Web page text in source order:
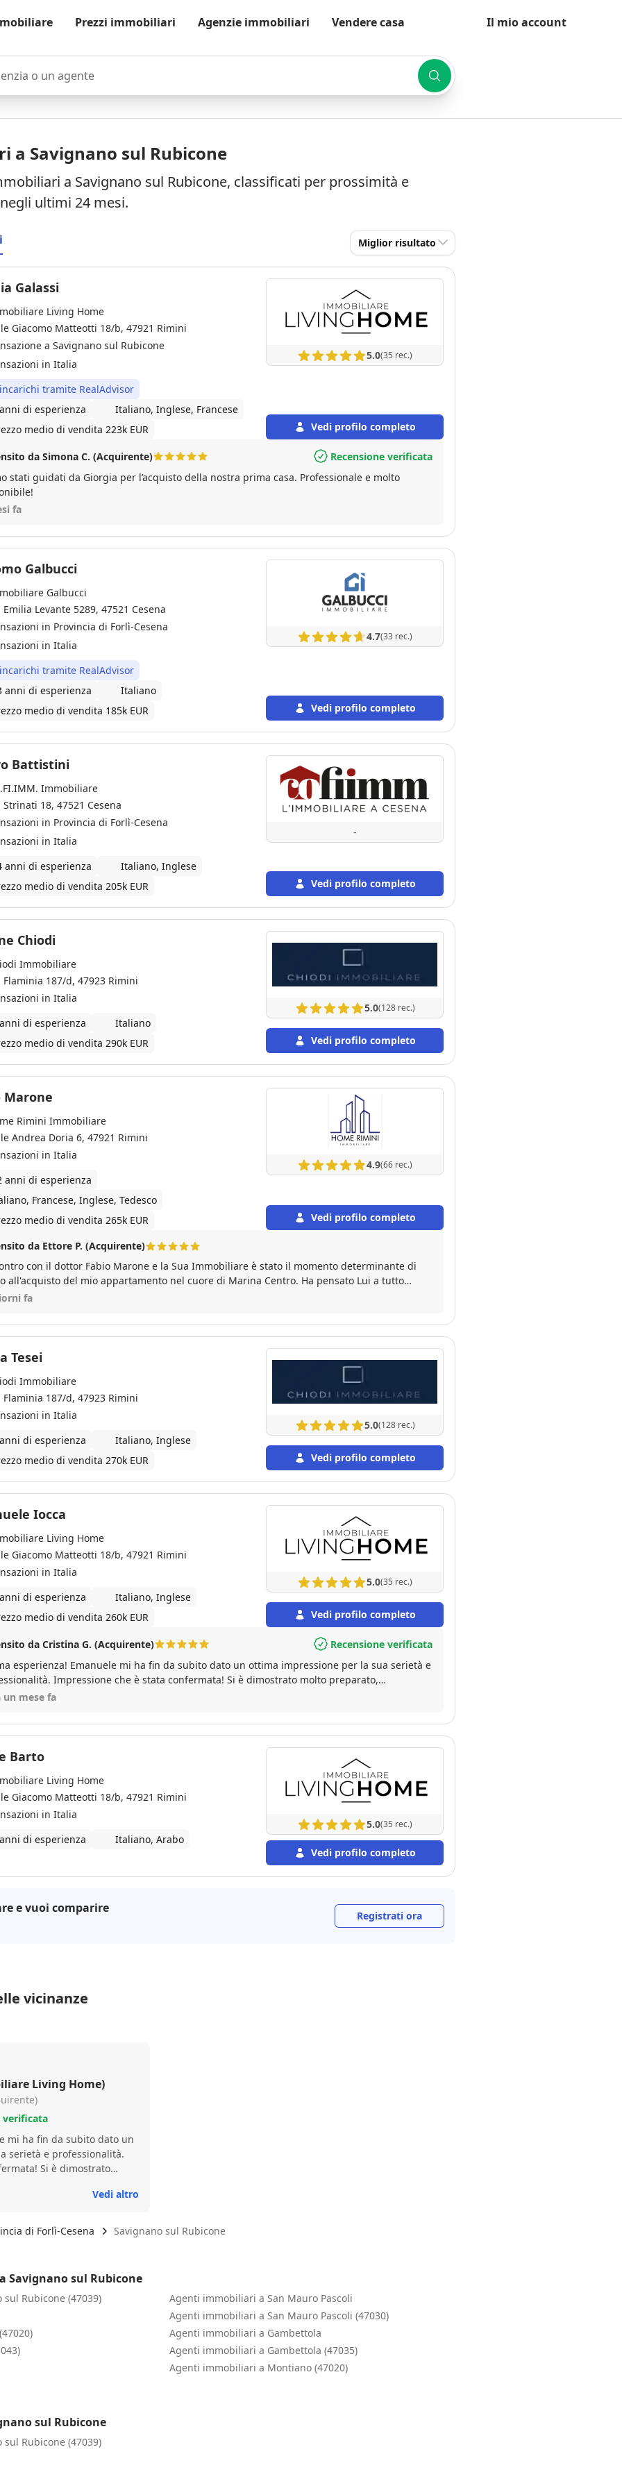
Prezzi immobiliari Agenzie immobiliari Vendere casa Il mio account
o un agente
a Savignano sul Rubicone
a Savignano sul Rubicone, classificati per prossimità e
ultimi 24 mesi.
Miglior risultato
Galassi
Living Home
Giacomo Matteotti 18/b, 47921 Rimini
a Savignano sul Rubicone
in Italia
tramite RealAdvisor
di esperienza
Italiano, Inglese, Francese
medio di vendita 223k EUR
5.0(35 rec.)
Vedi profilo completo
da Simona C. (Acquirente)
Recensione verificata
stati guidati da Giorgia per l’acquisto della nostra prima casa. Professionale e molto
fa
Galbucci
Galbucci
Emilia Levante 5289, 47521 Cesena
in Provincia di Forlì-Cesena
in Italia
tramite RealAdvisor
anni di esperienza
Italiano
medio di vendita 185k EUR
4.7(33 rec.)
Vedi profilo completo
Battistini
Immobiliare
Strinati 18, 47521 Cesena
in Provincia di Forlì-Cesena
in Italia
anni di esperienza
Italiano, Inglese
medio di vendita 205k EUR
-
Vedi profilo completo
Simone Chiodi
Immobiliare
Flaminia 187/d, 47923 Rimini
in Italia
di esperienza
Italiano
medio di vendita 290k EUR
5.0(128 rec.)
Vedi profilo completo
Marone
Rimini Immobiliare
Andrea Doria 6, 47921 Rimini
in Italia
anni di esperienza
Francese, Inglese, Tedesco
medio di vendita 265k EUR
4.9(66 rec.)
Vedi profilo completo
da Ettore P. (Acquirente)
con il dottor Fabio Marone e la Sua Immobiliare è stato il momento determinante di
all'acquisto del mio appartamento nel cuore di Marina Centro. Ha pensato Lui a tutto
senza soluzione di continuità alcuna, grandissima competenza professionale,
velocità sia la mia soddisfazione sia quella della parte venditrice l'immobile.
per tutto quanto ha fatto ma soprattutto per come lo ha fatto. Pienamente
della assistenza fornitami consiglio il Dottor Marone e la Sua Immobiliare a chiunque
necessità di un intermediatore serio, competente, affidabile, efficiente ed efficace.
fa
Tesei
Immobiliare
Flaminia 187/d, 47923 Rimini
in Italia
di esperienza
Italiano, Inglese
medio di vendita 270k EUR
5.0(128 rec.)
Vedi profilo completo
Iocca
Living Home
Giacomo Matteotti 18/b, 47921 Rimini
in Italia
di esperienza
Italiano, Inglese
medio di vendita 260k EUR
5.0(35 rec.)
Vedi profilo completo
da Cristina G. (Acquirente)
Recensione verificata
esperienza! Emanuele mi ha fin da subito dato un ottima impressione per la sua serietà e
Impressione che è stata confermata! Si è dimostrato molto preparato,
e sempre pronto a darmi delucidazioni ad ogni mia domanda!! Quindi non posso
un mese fa
Barto
Living Home
Giacomo Matteotti 18/b, 47921 Rimini
in Italia
di esperienza
Italiano, Arabo
5.0(35 rec.)
Vedi profilo completo
e vuoi comparire
Registrati ora
vicinanze
Living Home)
verificata
mi ha fin da subito dato un
serietà e professionalità.
Si è dimostrato
Vedi altro
di Forlì-Cesena Savignano sul Rubicone
sul Rubicone
Rubicone (47039)
Agenti immobiliari a San Mauro Pascoli
Agenti immobiliari a San Mauro Pascoli (47030)
Agenti immobiliari a Gambettola
Agenti immobiliari a Gambettola (47035)
Agenti immobiliari a Montiano (47020)
sul Rubicone
Rubicone (47039)